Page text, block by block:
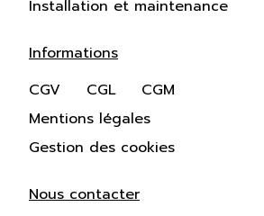
Installation et maintenance
Informations
CGV
CGL
CGM
Mentions légales
Gestion des cookies
Nous contacter